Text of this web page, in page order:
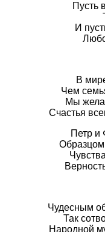
Пусть
И
В
Чем
Мы
Счастья
Петр и
Чудесным
Так
Народной